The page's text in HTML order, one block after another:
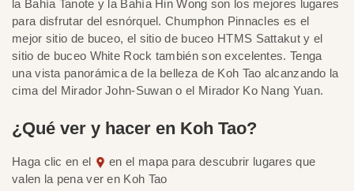
la Bahía Tanote y la Bahía Hin Wong son los mejores lugares
para disfrutar del esnórquel. Chumphon Pinnacles es el
mejor sitio de buceo, el sitio de buceo HTMS Sattakut y el
sitio de buceo White Rock también son excelentes. Tenga
una vista panorámica de la belleza de Koh Tao alcanzando la
cima del Mirador John-Suwan o el Mirador Ko Nang Yuan.
¿Qué ver y hacer en Koh Tao?
Haga clic en el
en el mapa para descubrir lugares que
valen la pena ver en Koh Tao